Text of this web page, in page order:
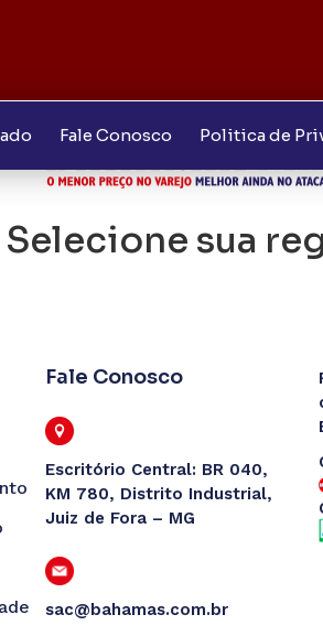
Selecione sua
Fale Conosco Politica de
Del-Rei
Fale Conosco
Escritório Central: BR 040,
KM 780, Distrito Industrial,
Juiz de Fora – MG
sac@bahamas.com.br